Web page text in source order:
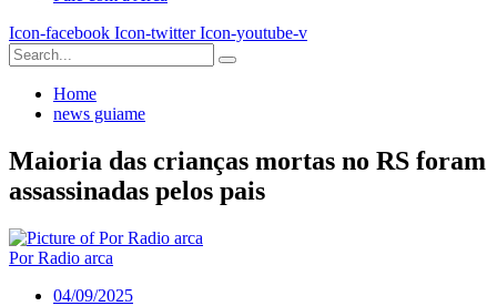
Icon-facebook Icon-twitter Icon-youtube-v
Home
news guiame
Maioria das crianças mortas no RS foram
assassinadas pelos pais
Por Radio arca
04/09/2025